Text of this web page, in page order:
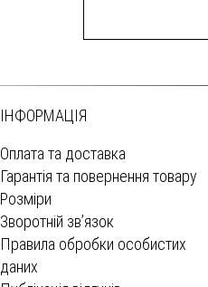
ІНФОРМАЦІЯ
Оплата та доставка
Гарантія та повернення товару
Розміри
Зворотній зв’язок
Правила обробки особистих
даних